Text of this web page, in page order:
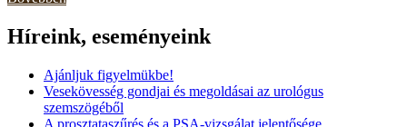
Híreink, eseményeink
Ajánljuk figyelmükbe!
Vesekövesség gondjai és megoldásai az urológus
szemszögéből
A prosztataszűrés és a PSA-vizsgálat jelentősége